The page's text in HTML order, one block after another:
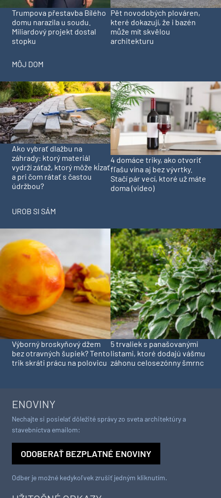
Trumpova přestavba Bílého
domu narazila u soudu.
Miliardový projekt dostal
stopku
Pět novodobých plováren,
které dokazují, že i bazén
může mít skvělou
architekturu
MÔJ DOM
Ako vybrať dlažbu na
záhrady: ktorý materiál
vydrží záťaž, ktorý môže kĺzať
a pri čom rátať s častou
údržbou?
4 domáce triky, ako otvoriť
fľašu vína aj bez vývrtky.
Stačí pár vecí, ktoré už máte
doma (video)
UROB SI SÁM
Výborný broskyňový džem
bez otravných šupiek? Tento
trik skráti prácu na polovicu
5 trvaliek s panašovanými
listami, ktoré dodajú vášmu
záhonu celosezónny šmrnc
ENOVINY
Nechajte si posielať dôležité správy zo sveta architektúry a
stavebníctva emailom:
ODOBERAŤ BEZPLATNÉ ENOVINY
Odber je možné kedykoľvek zrušiť jedným kliknutím.